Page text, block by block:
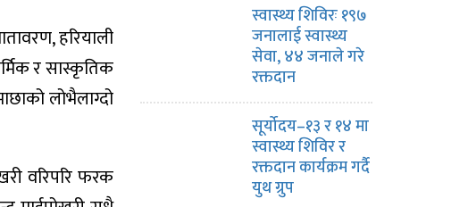
हरियाली
र सास्कृतिक
लोभैलाग्दो
वरिपरि फरक
स्वास्थ्य शिविरः १९७
जनालाई स्वास्थ्य
सेवा, ४४ जनाले गरे
रक्तदान
सूर्योदय–१३ र १४ मा
स्वास्थ्य शिविर र
रक्तदान कार्यक्रम गर्दै
युथ ग्रुप